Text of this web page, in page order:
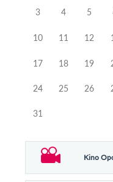
3 4 5
10 11 12
17 18 19
24 25 26
31
Kino